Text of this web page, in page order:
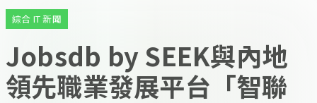
綜合 IT 新聞
Jobsdb by SEEK與內地
領先職業發展平台「智聯